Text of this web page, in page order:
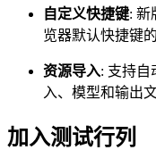
自定义快捷键: 新
览器默认快捷键的
资源导入: 支持自
入、模型和输出文
加入测试行列